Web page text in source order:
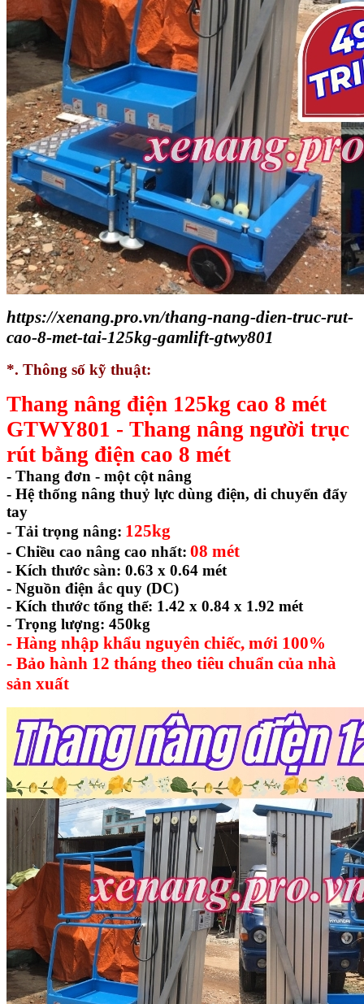
https://xenang.pro.vn/thang-nang-dien-truc-rut-
cao-8-met-tai-125kg-gamlift-gtwy801
*. Thông số kỹ thuật:
Thang nâng điện 125kg cao 8 mét
GTWY801 - Thang nâng người trục
rút bằng điện cao 8 mét
- Thang đơn - một cột nâng
- Hệ thống nâng thuỷ lực dùng điện, di chuyển đẩy
tay
- Tải trọng nâng: 125kg
- Chiều cao nâng cao nhất: 08 mét
- Kích thước sàn: 0.63 x 0.64 mét
- Nguồn điện ắc quy (DC)
- Kích thước tổng thể: 1.42 x 0.84 x 1.92 mét
- Trọng lượng: 450kg
- Hàng nhập khẩu nguyên chiếc, mới 100%
- Bảo hành 12 tháng theo tiêu chuẩn của nhà
sản xuất